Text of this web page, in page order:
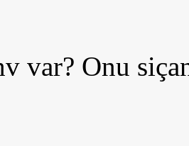
var? Onu